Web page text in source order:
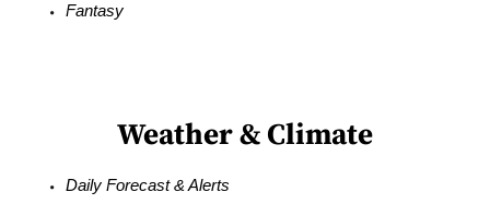
Fantasy
Weather & Climate
Daily Forecast & Alerts